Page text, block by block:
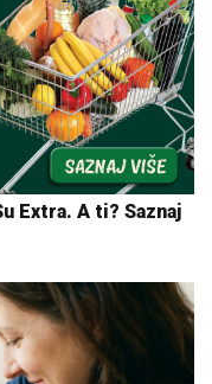
Extra. A ti? Saznaj